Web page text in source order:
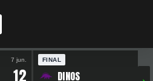
7 jun.
12
FINAL
DINOS